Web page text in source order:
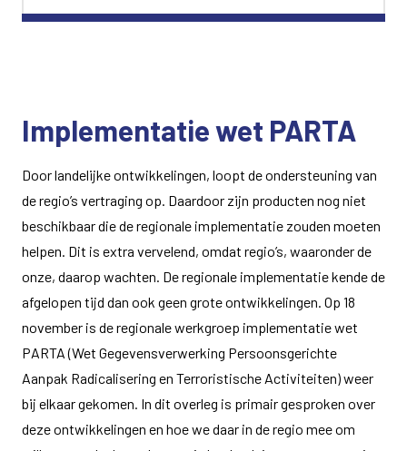
Implementatie wet PARTA
Door landelijke ontwikkelingen, loopt de ondersteuning van
de regio’s vertraging op. Daardoor zijn producten nog niet
beschikbaar die de regionale implementatie zouden moeten
helpen. Dit is extra vervelend, omdat regio’s, waaronder de
onze, daarop wachten. De regionale implementatie kende de
afgelopen tijd dan ook geen grote ontwikkelingen. Op 18
november is de regionale werkgroep implementatie wet
PARTA (Wet Gegevensverwerking Persoonsgerichte
Aanpak Radicalisering en Terroristische Activiteiten) weer
bij elkaar gekomen. In dit overleg is primair gesproken over
deze ontwikkelingen en hoe we daar in de regio mee om